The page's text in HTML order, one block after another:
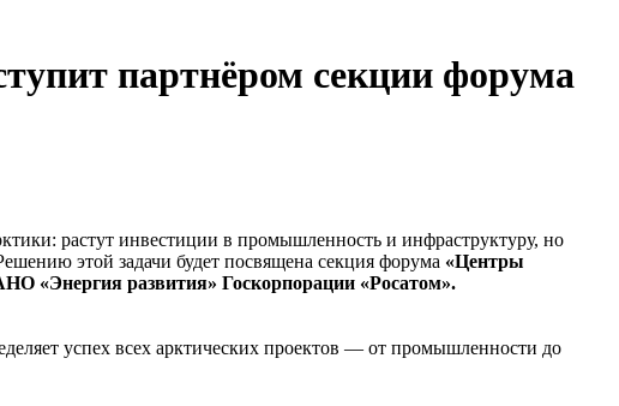
партнёром секции форума
растут инвестиции в промышленность и инфраструктуру, но
этой задачи будет посвящена секция форума «Центры
«Энергия развития» Госкорпорации «Росатом».
успех всех арктических проектов — от промышленности до